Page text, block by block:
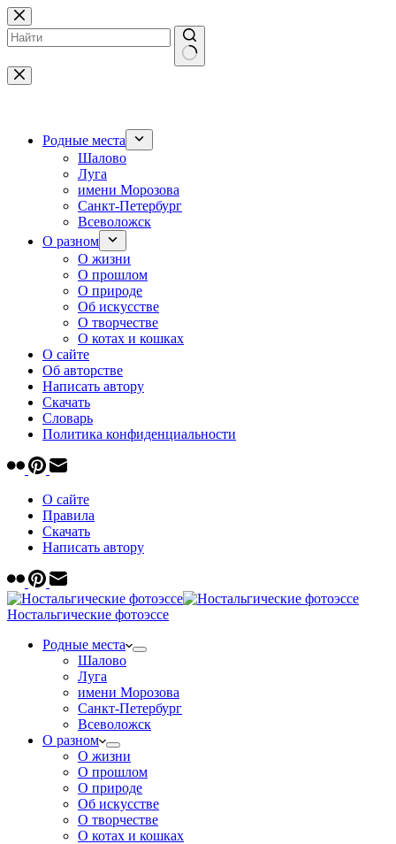
Перейти
к
сути
Ничего
не
Родные места
Шалово
Луга
имени Морозова
Санкт-Петербург
Всеволожск
О разном
О жизни
О прошлом
О природе
Об искусстве
О творчестве
О котах и кошках
О сайте
Об авторстве
Написать автору
Скачать
Cловарь
Политика конфиденциальности
О сайте
Правила
Скачать
Написать автору
Ностальгические фотоэссе
Родные места
Шалово
Луга
имени Морозова
Санкт-Петербург
Всеволожск
О разном
О жизни
О прошлом
О природе
Об искусстве
О творчестве
О котах и кошках